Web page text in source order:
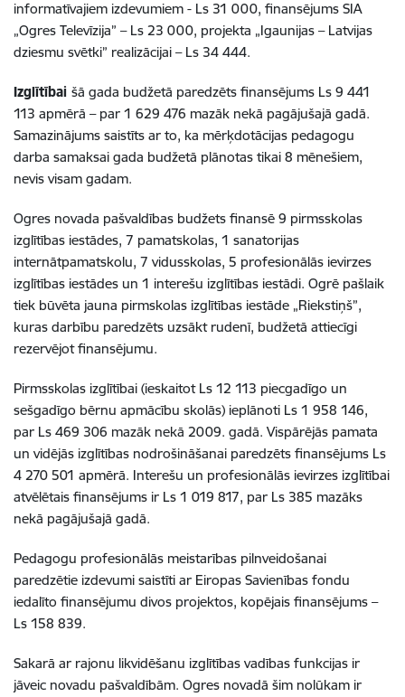
informatīvajiem izdevumiem - Ls 31 000, finansējums SIA
„Ogres Televīzija” – Ls 23 000, projekta „Igaunijas – Latvijas
dziesmu svētki” realizācijai – Ls 34 444.
Izglītībai šā gada budžetā paredzēts finansējums Ls 9 441
113 apmērā – par 1 629 476 mazāk nekā pagājušajā gadā.
Samazinājums saistīts ar to, ka mērķdotācijas pedagogu
darba samaksai gada budžetā plānotas tikai 8 mēnešiem,
nevis visam gadam.
Ogres novada pašvaldības budžets finansē 9 pirmsskolas
izglītības iestādes, 7 pamatskolas, 1 sanatorijas
internātpamatskolu, 7 vidusskolas, 5 profesionālās ievirzes
izglītības iestādes un 1 interešu izglītības iestādi. Ogrē pašlaik
tiek būvēta jauna pirmskolas izglītības iestāde „Riekstiņš”,
kuras darbību paredzēts uzsākt rudenī, budžetā attiecīgi
rezervējot finansējumu.
Pirmsskolas izglītībai (ieskaitot Ls 12 113 piecgadīgo un
sešgadīgo bērnu apmācību skolās) ieplānoti Ls 1 958 146,
par Ls 469 306 mazāk nekā 2009. gadā. Vispārējās pamata
un vidējās izglītības nodrošināšanai paredzēts finansējums Ls
4 270 501 apmērā. Interešu un profesionālās ievirzes izglītībai
atvēlētais finansējums ir Ls 1 019 817, par Ls 385 mazāks
nekā pagājušajā gadā.
Pedagogu profesionālās meistarības pilnveidošanai
paredzētie izdevumi saistīti ar Eiropas Savienības fondu
iedalīto finansējumu divos projektos, kopējais finansējums –
Ls 158 839.
Sakarā ar rajonu likvidēšanu izglītības vadības funkcijas ir
jāveic novadu pašvaldībām. Ogres novadā šim nolūkam ir